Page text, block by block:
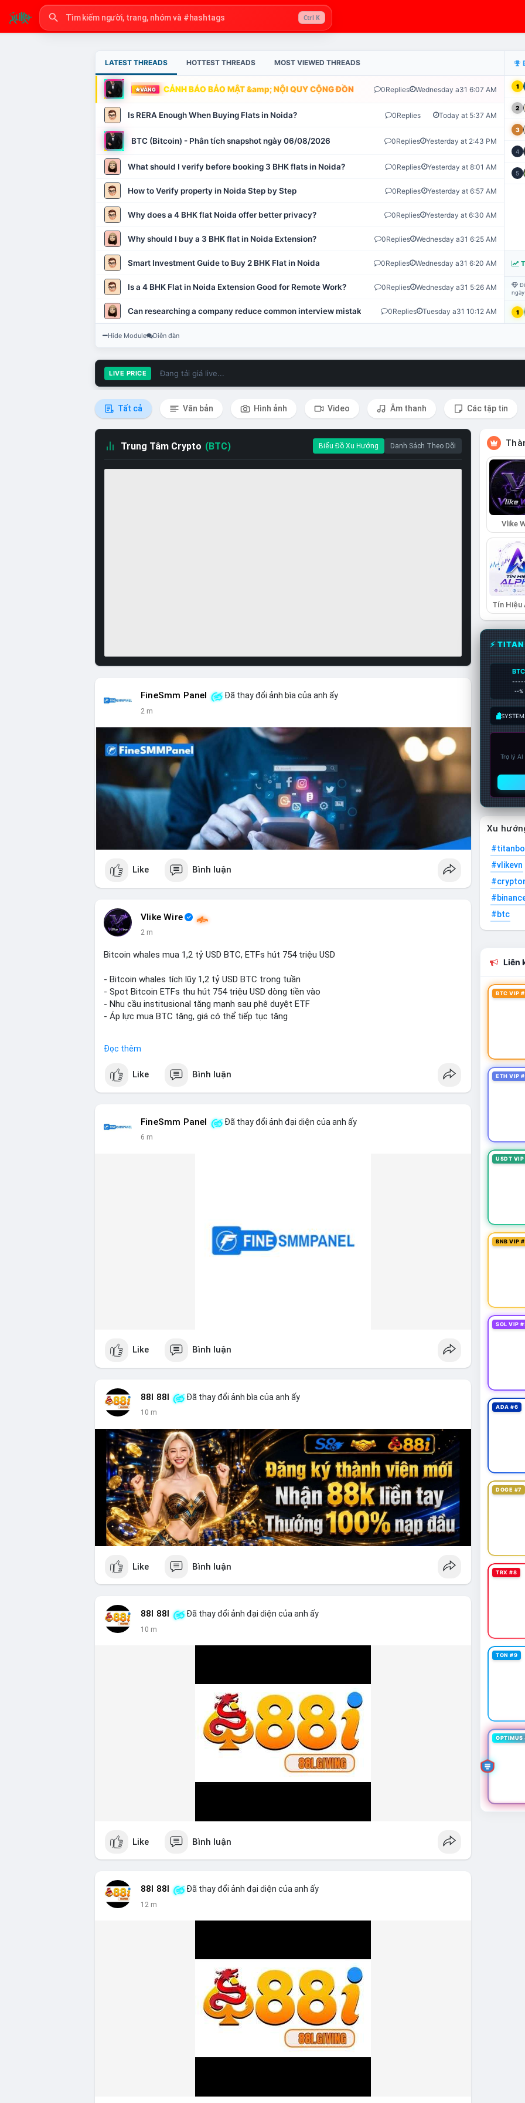
Ctrl K
LATEST THREADS HOTTEST THREADS MOST VIEWED THREADS
VÀNG CẢNH BÁO BẢO MẬT &amp; NỘI QUY CỘNG ĐỒNG VLIKE.VN: HỆ THỐNG GIÁM SÁT TỰ
0Replies Wednesday a31 6:07 AM
Is RERA Enough When Buying Flats in Noida? 0Replies Today at 5:37 AM
BTC (Bitcoin) - Phân tích snapshot ngày 06/08/2026 0Replies Yesterday at 2:43 PM
What should I verify before booking 3 BHK flats in Noida? 0Replies Yesterday at 8:01 AM
How to Verify property in Noida Step by Step 0Replies Yesterday at 6:57 AM
Why does a 4 BHK flat Noida offer better privacy? 0Replies Yesterday at 6:30 AM
Why should I buy a 3 BHK flat in Noida Extension? 0Replies Wednesday a31 6:25 AM
Smart Investment Guide to Buy 2 BHK Flat in Noida 0Replies Wednesday a31 6:20 AM
Is a 4 BHK Flat in Noida Extension Good for Remote Work? 0Replies Wednesday a31 5:26 AM
Can researching a company reduce common interview mistakes? 0Replies Tuesday a31 10:12 AM
1
2
3
4
5
1
Hide Module Diễn đàn
LIVE PRICE Đang tải giá live...
Tất cả Văn bản Hình ảnh Video Âm thanh Các tập tin
Trung Tâm Crypto (BTC) Biểu Đồ Xu Hướng Danh Sách Theo Dõi
FineSmm Panel Đã thay đổi ảnh bìa của anh ấy
2 m
Like Bình luận
Vlike Wire
3 m
Bitcoin whales mua 1,2 tỷ USD BTC, ETFs hút 754 triệu USD
- Bitcoin whales tích lũy 1,2 tỷ USD BTC trong tuần
- Spot Bitcoin ETFs thu hút 754 triệu USD dòng tiền vào
- Nhu cầu institusional tăng mạnh sau phê duyệt ETF
- Áp lực mua BTC tăng, giá có thể tiếp tục tăng
Đọc thêm
Like Bình luận
FineSmm Panel Đã thay đổi ảnh đại diện của anh ấy
6 m
Like Bình luận
88I 88I Đã thay đổi ảnh bìa của anh ấy
10 m
Like Bình luận
88I 88I Đã thay đổi ảnh đại diện của anh ấy
10 m
Like Bình luận
88I 88I Đã thay đổi ảnh đại diện của anh ấy
12 m
Vlike
Tín Hiệu
⚡
BTC
--%
Trợ lý
Xu
#vlikevn
#btc
Liên
BTC VIP
ETH VIP
USDT
BNB VIP
SOL VIP
ADA #6
DOGE #7
TRX #8
TON #9
OPTIMUS